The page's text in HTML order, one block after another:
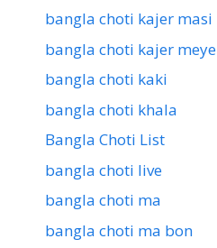
bangla choti kajer masi
bangla choti kajer meye
bangla choti kaki
bangla choti khala
Bangla Choti List
bangla choti live
bangla choti ma
bangla choti ma bon